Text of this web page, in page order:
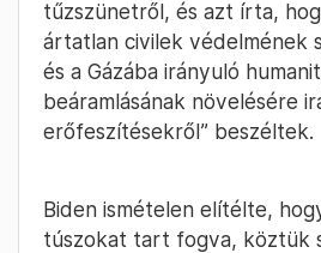
tűzszünetről, és azt írta,
ártatlan civilek védelmének
és a Gázába irányuló
beáramlásának növelésére
erőfeszítésekről” beszéltek.
Biden ismételen elítélte,
túszokat tart fogva, köztük